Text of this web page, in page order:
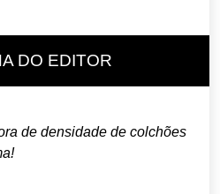
DO EDITOR
de densidade de colchões